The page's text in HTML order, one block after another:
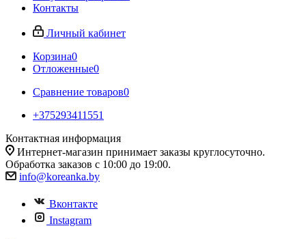
Контакты
Личный кабинет
Корзина0
Отложенные0
Сравнение товаров0
+375293411551
Контактная информация
Интернет-магазин принимает заказы круглосуточно.
Обработка заказов с 10:00 до 19:00.
info@koreanka.by
Вконтакте
Instagram